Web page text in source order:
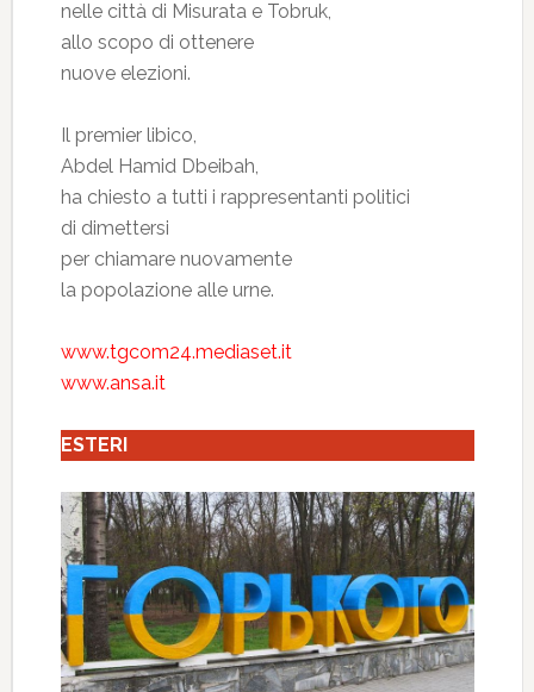
nelle città di Misurata e Tobruk,
allo scopo di ottenere
nuove elezioni.
Il premier libico,
Abdel Hamid Dbeibah,
ha chiesto a tutti i rappresentanti politici
di dimettersi
per chiamare nuovamente
la popolazione alle urne.
www.tgcom24.mediaset.it
www.ansa.it
ESTERI